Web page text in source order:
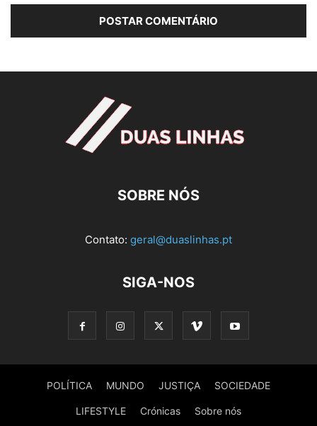
SOBRE NÓS
Contato: geral@duaslinhas.pt
SIGA-NOS
POLÍTICA MUNDO JUSTIÇA SOCIEDADE
LIFESTYLE Crónicas Sobre nós